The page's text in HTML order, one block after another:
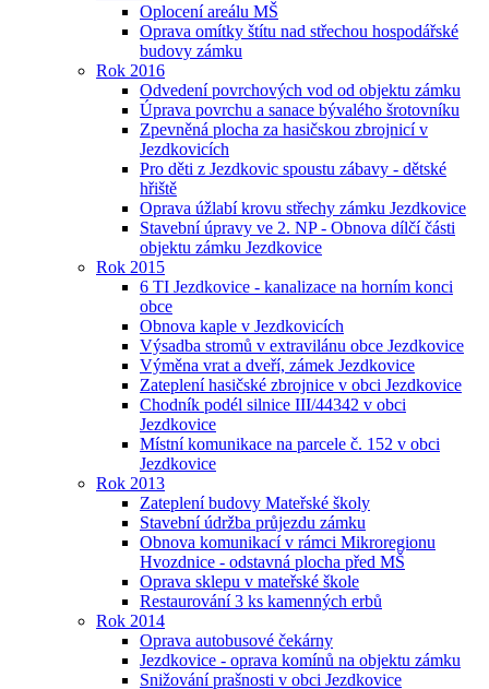
Oplocení areálu MŠ
Oprava omítky štítu nad střechou hospodářské
budovy zámku
Rok 2016
Odvedení povrchových vod od objektu zámku
Úprava povrchu a sanace bývalého šrotovníku
Zpevněná plocha za hasičskou zbrojnicí v
Jezdkovicích
Pro děti z Jezdkovic spoustu zábavy - dětské
hřiště
Oprava úžlabí krovu střechy zámku Jezdkovice
Stavební úpravy ve 2. NP - Obnova dílčí části
objektu zámku Jezdkovice
Rok 2015
6 TI Jezdkovice - kanalizace na horním konci
obce
Obnova kaple v Jezdkovicích
Výsadba stromů v extravilánu obce Jezdkovice
Výměna vrat a dveří, zámek Jezdkovice
Zateplení hasičské zbrojnice v obci Jezdkovice
Chodník podél silnice III/44342 v obci
Jezdkovice
Místní komunikace na parcele č. 152 v obci
Jezdkovice
Rok 2013
Zateplení budovy Mateřské školy
Stavební údržba průjezdu zámku
Obnova komunikací v rámci Mikroregionu
Hvozdnice - odstavná plocha před MŠ
Oprava sklepu v mateřské škole
Restaurování 3 ks kamenných erbů
Rok 2014
Oprava autobusové čekárny
Jezdkovice - oprava komínů na objektu zámku
Snižování prašnosti v obci Jezdkovice